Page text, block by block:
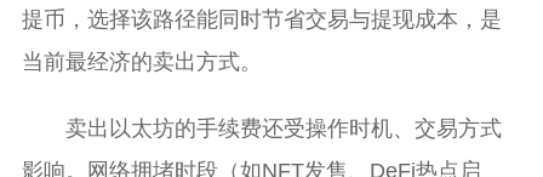
提币，选择该路径能同时节省交易与提现成本，是
当前最经济的卖出方式。
卖出以太坊的手续费还受操作时机、交易方式
影响。网络拥堵时段（如NFT发售、DeFi热点启